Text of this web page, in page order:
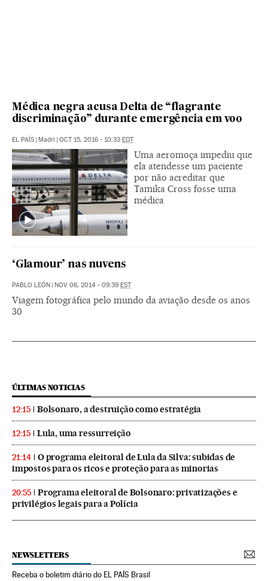
Médica negra acusa Delta de “flagrante
discriminação” durante emergência em voo
EL PAÍS Madri OCT 15, 2016 - 10:33 EDT
Uma aeromoça impediu que
ela atendesse um paciente
por não acreditar que
Tamika Cross fosse uma
médica
‘Glamour’ nas nuvens
PABLO LEÓN NOV 06, 2014 - 09:39 EST
Viagem fotográfica pelo mundo da aviação desde os anos
30
ÚLTIMAS NOTICIAS
12:15 Bolsonaro, a destruição como estratégia
12:15 Lula, uma ressurreição
21:14
O programa eleitoral de Lula da Silva: subidas de
impostos para os ricos e proteção para as minorias
20:55
Programa eleitoral de Bolsonaro: privatizações e
privilégios legais para a Polícia
NEWSLETTERS
Receba o boletim diário do EL PAÍS Brasil